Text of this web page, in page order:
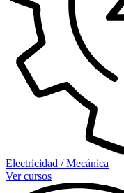
Electricidad / Mecánica
Ver cursos